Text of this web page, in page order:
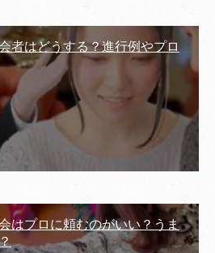
者はどうする？進行例やプロ
はプロに頼むのがいい？うま